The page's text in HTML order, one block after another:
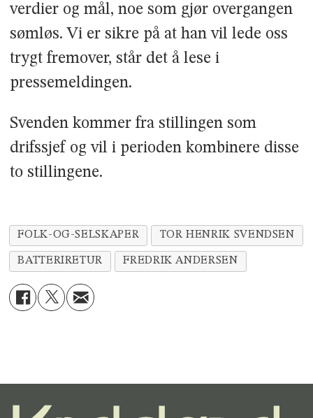
verdier og mål, noe som gjør overgangen
sømløs. Vi er sikre på at han vil lede oss
trygt fremover, står det å lese i
pressemeldingen.
Svenden kommer fra stillingen som
drifssjef og vil i perioden kombinere disse
to stillingene.
FOLK-OG-SELSKAPER TOR HENRIK SVENDSEN
BATTERIRETUR FREDRIK ANDERSEN